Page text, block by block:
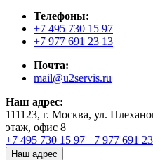
Телефоны:
+7 495 730 15 97
+7 977 691 23 13
Почта:
mail@u2servis.ru
Наш адрес:
111123, г. Москва, ул.
этаж, офис 8
+7 495 730 15 97 +7 977 691
Наш адрес